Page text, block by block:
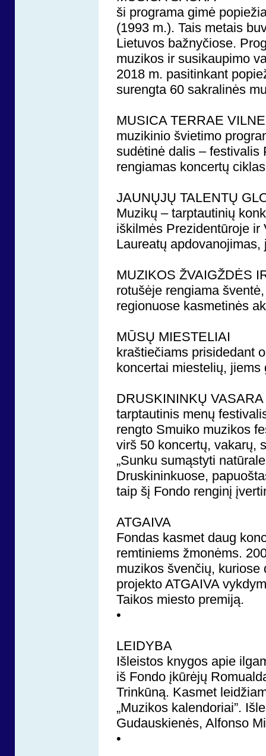
ši programa gimė
(1993 m.). Tais metais
Lietuvos bažnyčiose.
muzikos ir susikaupimo
2018 m. pasitinkant
surengta 60 sakralinės
MUSICA TERRAE
muzikinio švietimo
sudėtinė dalis – festivalis
rengiamas koncertų
JAUNŲJŲ TALENTŲ
Muzikų – tarptautinių
iškilmės Prezidentūroje ir
Laureatų apdovanojimas,
MUZIKOS ŽVAIGŽDĖS
rotušėje rengiama
regionuose kasmetinės
MŪSŲ MIESTELIAI
kraštiečiams prisidedant
koncertai miestelių,
DRUSKININKŲ
tarptautinis menų
rengto Smuiko muzikos
virš 50 koncertų, vakarų,
„Sunku sumąstyti
Druskininkuose,
taip šį Fondo renginį
ATGAIVA
Fondas kasmet daug
remtiniems žmonėms.
muzikos švenčių,
projekto ATGAIVA
Taikos miesto premiją.
•
LEIDYBA
Išleistos knygos apie
iš Fondo įkūrėjų
Trinkūną. Kasmet
„Muzikos kalendoriai”.
Gudauskienės, Alfonso
•